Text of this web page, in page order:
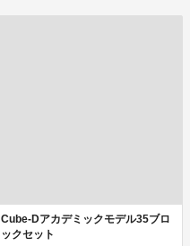
Cube-Dアカデミックモデル35ブロ
ックセット